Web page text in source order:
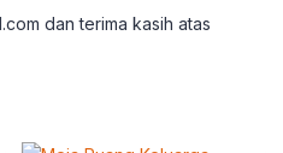
dan terima kasih atas